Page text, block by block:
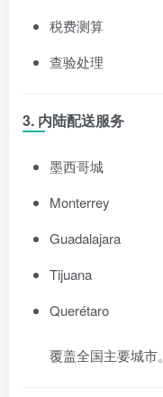
税费测算
查验处理
3. 内陆配送服务
墨西哥城
Monterrey
Guadalajara
Tijuana
Querétaro
覆盖全国主要城市。